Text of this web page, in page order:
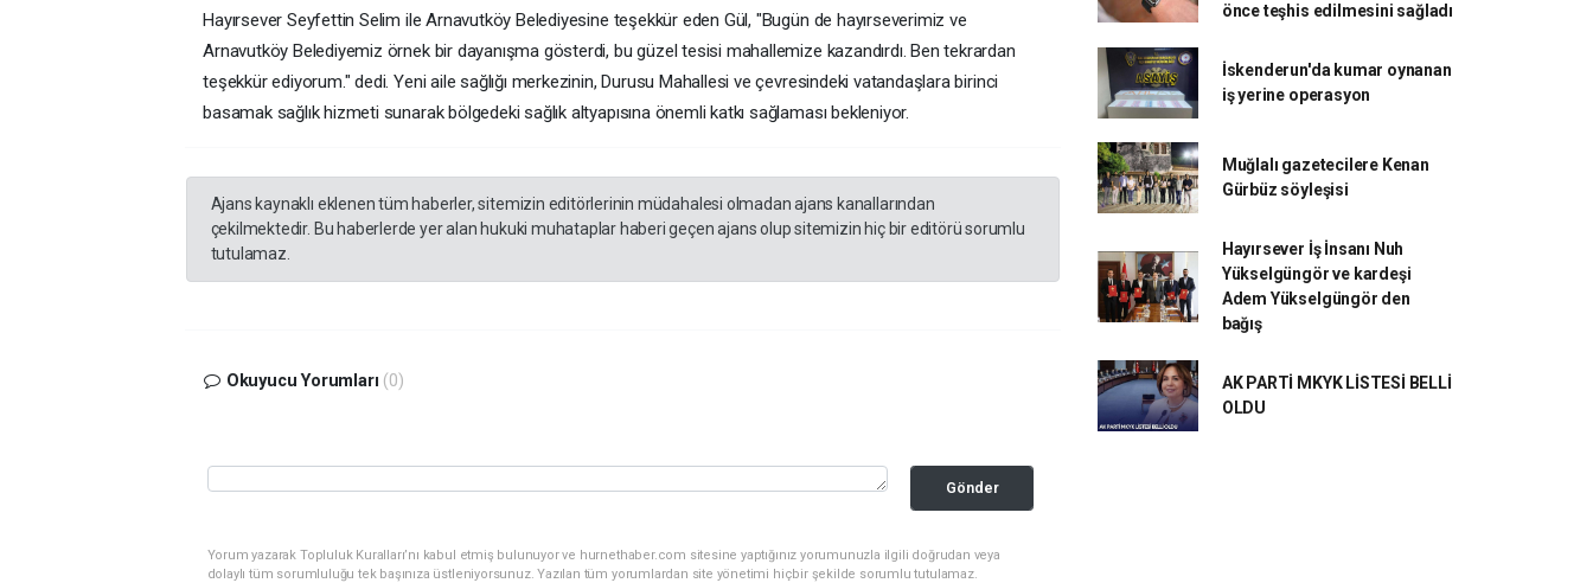
Hayırsever Seyfettin Selim ile Arnavutköy Belediyesine teşekkür eden Gül, "Bugün de hayırseverimiz ve
Arnavutköy Belediyemiz örnek bir dayanışma gösterdi, bu güzel tesisi mahallemize kazandırdı. Ben tekrardan
teşekkür ediyorum." dedi. Yeni aile sağlığı merkezinin, Durusu Mahallesi ve çevresindeki vatandaşlara birinci
basamak sağlık hizmeti sunarak bölgedeki sağlık altyapısına önemli katkı sağlaması bekleniyor.
Ajans kaynaklı eklenen tüm haberler, sitemizin editörlerinin müdahalesi olmadan ajans kanallarından
çekilmektedir. Bu haberlerde yer alan hukuki muhataplar haberi geçen ajans olup sitemizin hiç bir editörü sorumlu
tutulamaz.
Okuyucu Yorumları (0)
Gönder
Yorum yazarak Topluluk Kuralları’nı kabul etmiş bulunuyor ve hurnethaber.com sitesine yaptığınız yorumunuzla ilgili doğrudan veya
dolaylı tüm sorumluluğu tek başınıza üstleniyorsunuz. Yazılan tüm yorumlardan site yönetimi hiçbir şekilde sorumlu tutulamaz.
önce teşhis edilmesini sağladı
İskenderun'da kumar oynanan
iş yerine operasyon
Muğlalı gazetecilere Kenan
Gürbüz söyleşisi
Hayırsever İş İnsanı Nuh
Yükselgüngör ve kardeşi
Adem Yükselgüngör den
bağış
AK PARTİ MKYK LİSTESİ BELLİ
OLDU